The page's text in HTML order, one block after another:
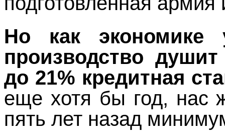
Но как экономике
производство
до 21% кредитная
еще хотя бы год, нас
пять лет назад